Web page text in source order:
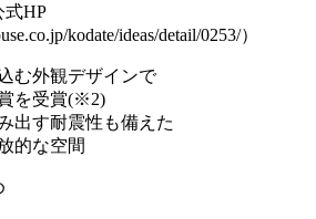
式HP
kodate/ideas/detail/0253/）
む外観デザインで
を受賞(※2)
出す耐震性も備えた
的な空間